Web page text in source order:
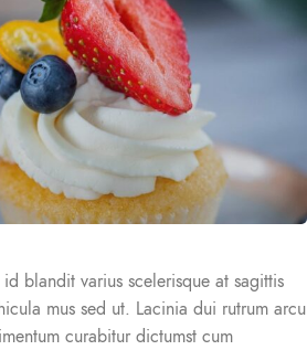
blandit varius scelerisque at sagittis
mus sed ut. Lacinia dui rutrum arcu
curabitur dictumst cum